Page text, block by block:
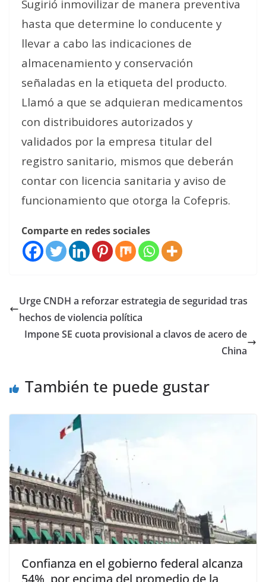
Sugirió inmovilizar de manera preventiva
hasta que determine lo conducente y
llevar a cabo las indicaciones de
almacenamiento y conservación
señaladas en la etiqueta del producto.
Llamó a que se adquieran medicamentos
con distribuidores autorizados y
validados por la empresa titular del
registro sanitario, mismos que deberán
contar con licencia sanitaria y aviso de
funcionamiento que otorga la Cofepris.
Comparte en redes sociales
Urge CNDH a reforzar estrategia de seguridad tras
hechos de violencia política
Impone SE cuota provisional a clavos de acero de
China
También te puede gustar
Confianza en el gobierno federal alcanza